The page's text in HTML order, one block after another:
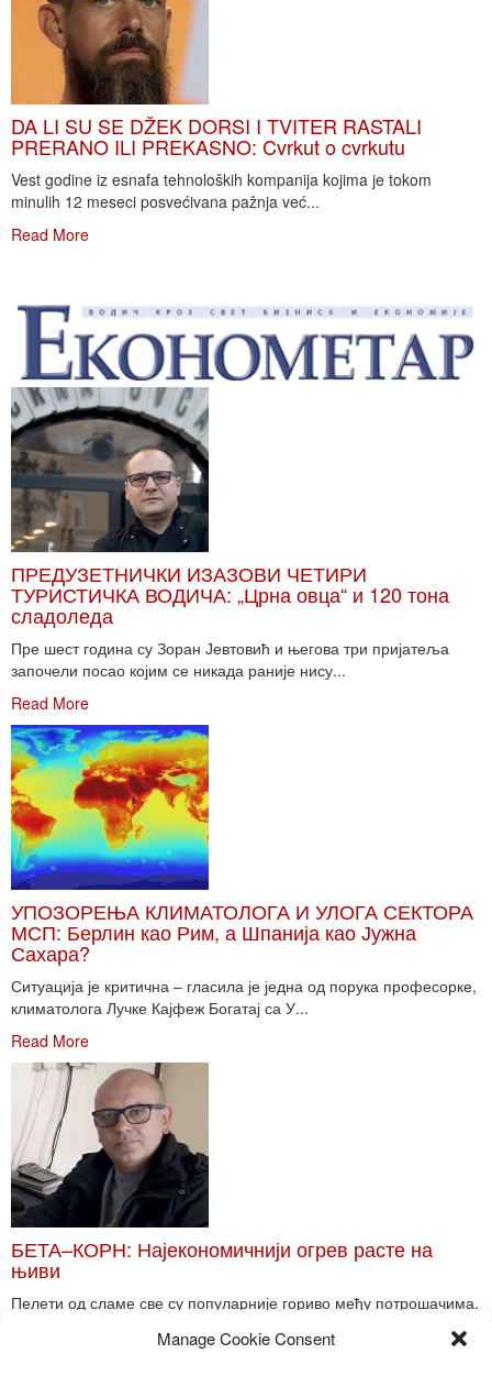
Manage Cookie Consent
DA LI SU SE DŽEK DORSI I TVITER RASTALI
PRERANO ILI PREKASNO: Cvrkut o cvrkutu
Vest godine iz esnafa tehnoloških kompanija kojima je tokom
minulih 12 meseci posvećivana pažnja već...
Read More
ПРЕДУЗЕТНИЧКИ ИЗАЗОВИ ЧЕТИРИ
ТУРИСТИЧКА ВОДИЧА: „Црна овца“ и 120 тона
сладоледа
Пре шест година су Зоран Јевтовић и његова три пријатеља
започели посао којим се никада раније нису...
Read More
УПОЗОРЕЊА КЛИМАТОЛОГА И УЛОГА СЕКТОРА
МСП: Берлин као Рим, а Шпанија као Јужна
Сахара?
Ситуација је критична – гласила је једна од порука професорке,
климатолога Лучке Кајфеж Богатај са У...
Read More
БЕТА–КОРН: Најекономичнији огрев расте на
њиви
Пелети од сламе све су популарније гориво међу потрошачима.